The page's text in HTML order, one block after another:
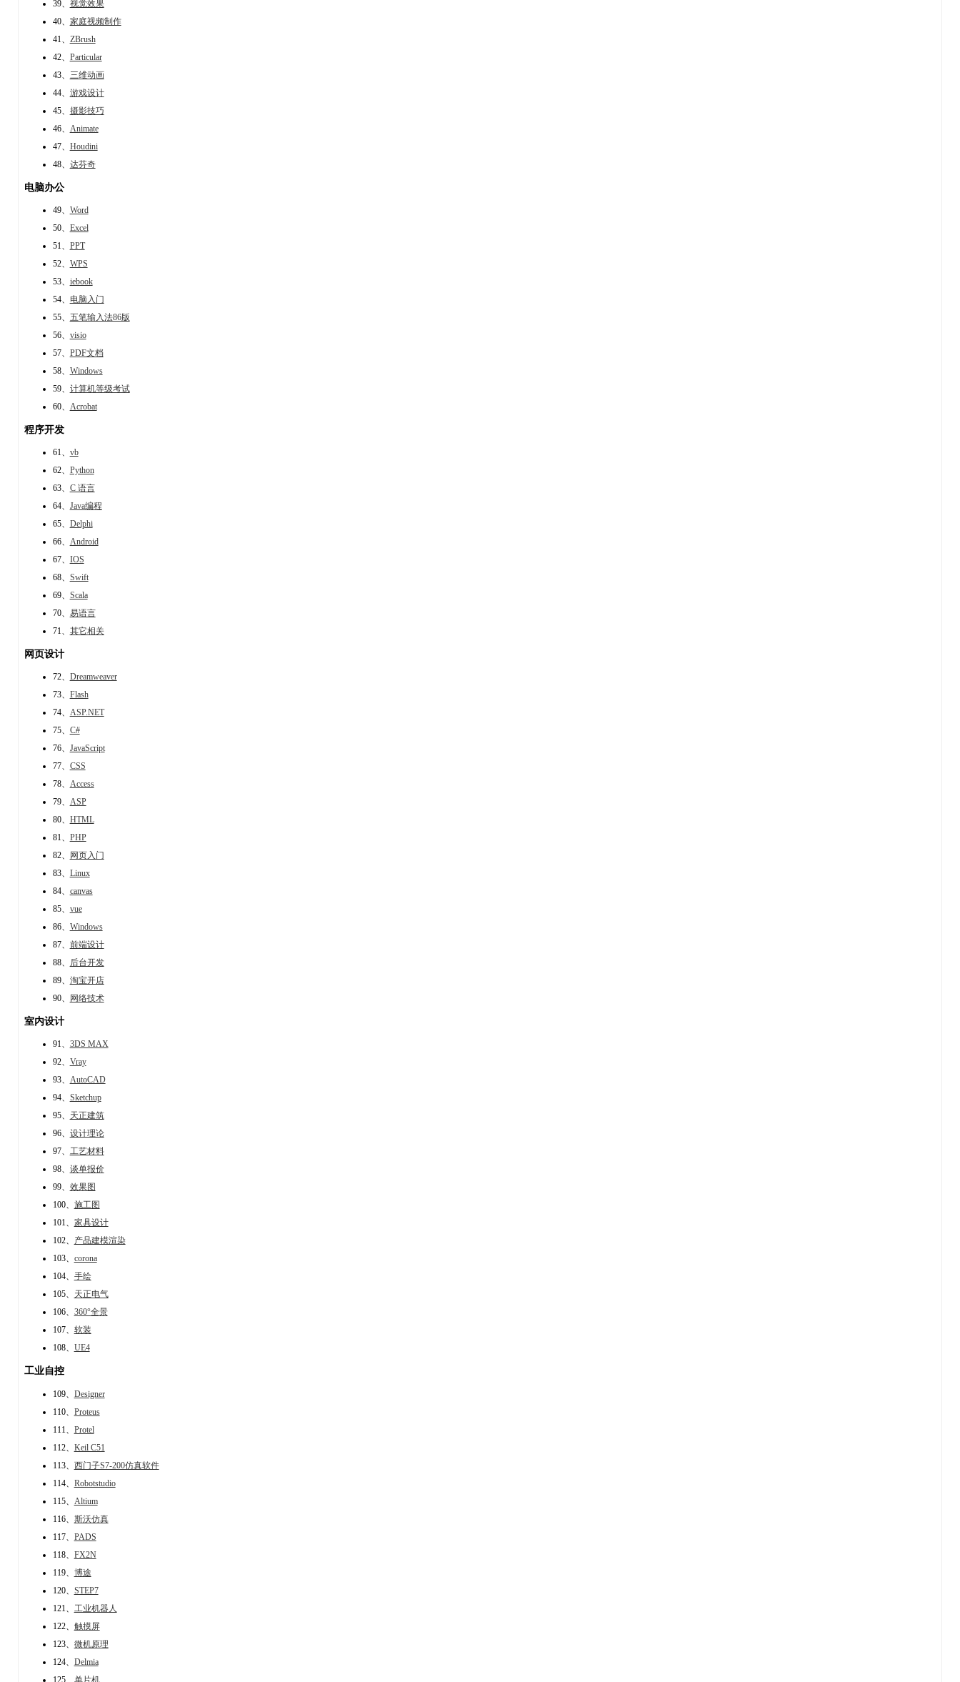
39、 视觉效果
40、 家庭视频制作
41、 ZBrush
42、 Particular
43、 三维动画
44、 游戏设计
45、 摄影技巧
46、 Animate
47、 Houdini
48、 达芬奇
电脑办公
49、 Word
50、 Excel
51、 PPT
52、 WPS
53、 iebook
54、
电脑入门
55、 五笔输入法86版
56、 visio
57、 PDF文档
58、 Windows
59、 计算机等级考试
60、 Acrobat
程序开发
61、 vb
62、 Python
63、 C 语言
64、 Java编程
65、 Delphi
66、 Android
67、 IOS
68、 Swift
69、 Scala
70、 易语言
71、 其它相关
网页设计
72、 Dreamweaver
73、 Flash
74、 ASP.NET
75、 C#
76、 JavaScript
77、 CSS
78、 Access
79、 ASP
80、 HTML
81、 PHP
82、
网页入门
83、 Linux
84、 canvas
85、 vue
86、 Windows
87、 前端设计
88、
后台开发
89、 淘宝开店
90、
网络技术
室内设计
91、 3DS MAX
92、 Vray
93、 AutoCAD
94、 Sketchup
95、
天正建筑
96、 设计理论
97、 工艺材料
98、 谈单报价
99、 效果图
100、 施工图
101、 家具设计
102、
产品建模渲染
103、 corona
104、 手绘
105、
天正电气
106、 360°全景
107、 软装
108、 UE4
工业自控
109、 Designer
110、 Proteus
111、 Protel
112、 Keil C51
113、 西门子S7-200仿真软件
114、 Robotstudio
115、
Altium
116、 斯沃仿真
117、 PADS
118、 FX2N
119、 博途
120、 STEP7
121、
工业机器人
122、 触摸屏
123、 微机原理
124、 Delmia
125、 单片机